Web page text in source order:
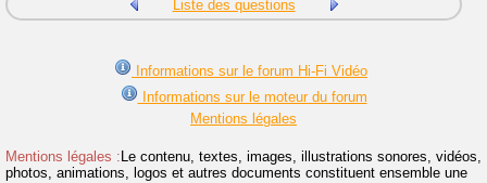
Liste des questions
Informations sur le forum Hi-Fi Vidéo
Informations sur le moteur du forum
Mentions légales
Mentions légales : Le contenu, textes, images, illustrations sonores, vidéos,
photos, animations, logos et autres documents constituent ensemble une